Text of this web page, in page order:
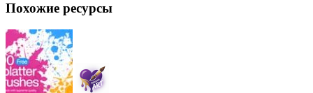
Похожие ресурсы